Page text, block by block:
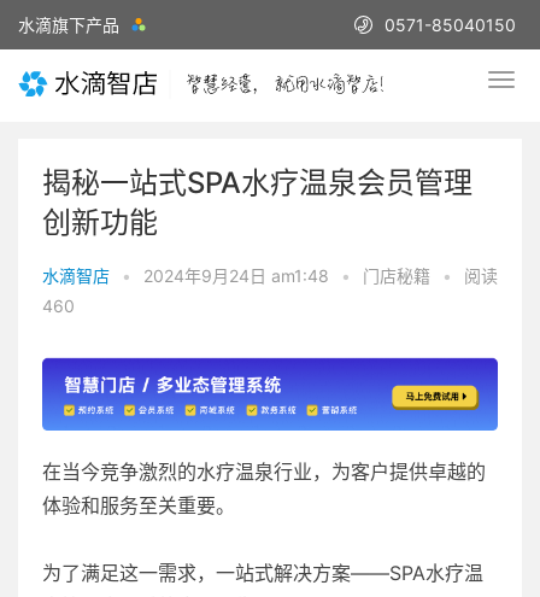
水滴旗下产品 0571-85040150
揭秘一站式SPA水疗温泉会员管理
创新功能
水滴智店 • 2024年9月24日 am1:48 • 门店秘籍 •
阅读
460
在当今竞争激烈的水疗温泉行业，为客户提供卓越的
体验和服务至关重要。
为了满足这一需求，一站式解决方案——SPA水疗温